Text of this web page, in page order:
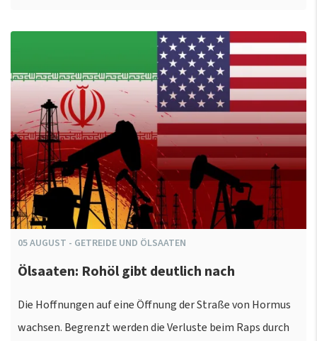
05AUGUST - GETREIDE UND ÖLSAATEN
Ölsaaten: Rohöl gibt deutlich nach
Die Hoffnungen auf eine Öffnung der Straße von Hormus
wachsen. Begrenzt werden die Verluste beim Raps durch